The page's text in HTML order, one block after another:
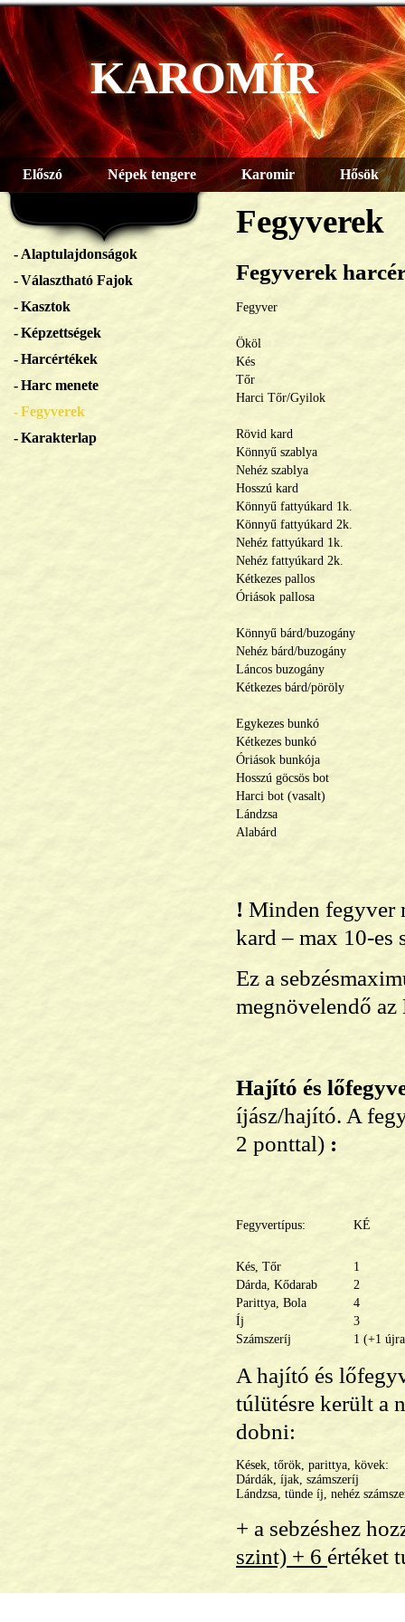
KAROMÍR
Előszó Népek tengere Karomir Hősök
Alaptulajdonságok
Választható Fajok
Kasztok
Képzettségek
Harcértékek
Harc menete
Fegyverek
Karakterlap
Fegyverek
Fegyverek
Fegyver
Ököl
Kés
Tőr
Harci Tőr/Gyilok
Rövid kard
Könnyű szablya
Nehéz szablya
Hosszú kard
Könnyű fattyúkard 1k.
Könnyű fattyúkard 2k.
Nehéz fattyúkard 1k.
Nehéz fattyúkard 2k.
Kétkezes pallos
Óriások pallosa
Könnyű bárd/buzogány
Nehéz bárd/buzogány
Láncos buzogány
Kétkezes bárd/pöröly
Egykezes bunkó
Kétkezes bunkó
Óriások bunkója
Hosszú göcsös bot
Harci bot (vasalt)
Lándzsa
Alabárd
! Minden fegyver
kard – max 10-es
Ez a
megnövelendő
Hajító és
íjász/hajító. A
2 ponttal) :
Fegyvertípus: KÉ
Kés, Tőr
1
Dárda, Kődarab
2
Parittya, Bola
4
Íj
3
Számszeríj
1 (+1
A hajító és
túlütésre került a
dobni:
Kések, tőrök, parittya, kövek:
Dárdák, íjak, számszeríj
Lándzsa, tünde íj, nehéz
+ a sebzéshez
szint) + 6 értéket